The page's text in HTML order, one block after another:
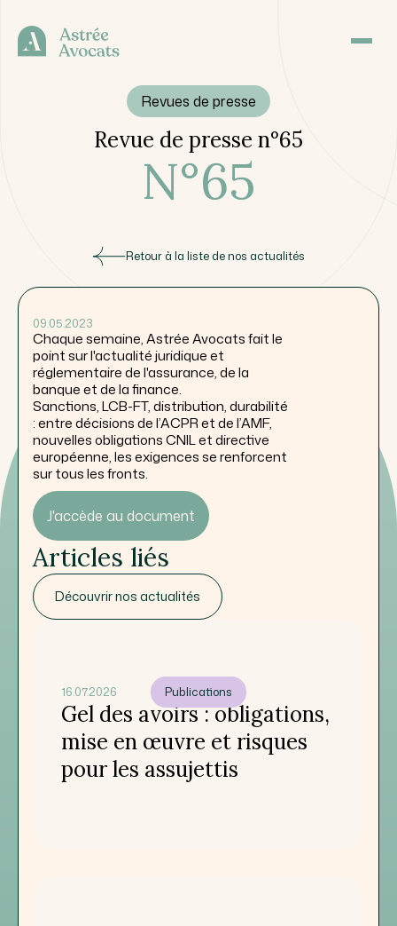
Revues de presse
Revue de presse n°65
N°65
Retour à la liste de nos actualités
09.05.2023
Chaque semaine, Astrée Avocats fait le
point sur l'actualité juridique et
réglementaire de l'assurance, de la
banque et de la finance.
Sanctions, LCB-FT, distribution, durabilité
: entre décisions de l’ACPR et de l’AMF,
nouvelles obligations CNIL et directive
européenne, les exigences se renforcent
sur tous les fronts.
J'accède au document
Articles liés
Découvrir nos actualités
16.07.2026
Gel des avoirs : obligations,
mise en œuvre et risques
pour les assujettis
Publications